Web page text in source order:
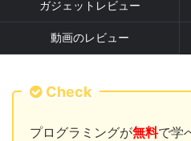
ガジェットレビュー
動画のレビュー
Check
プログラミングが無料で学